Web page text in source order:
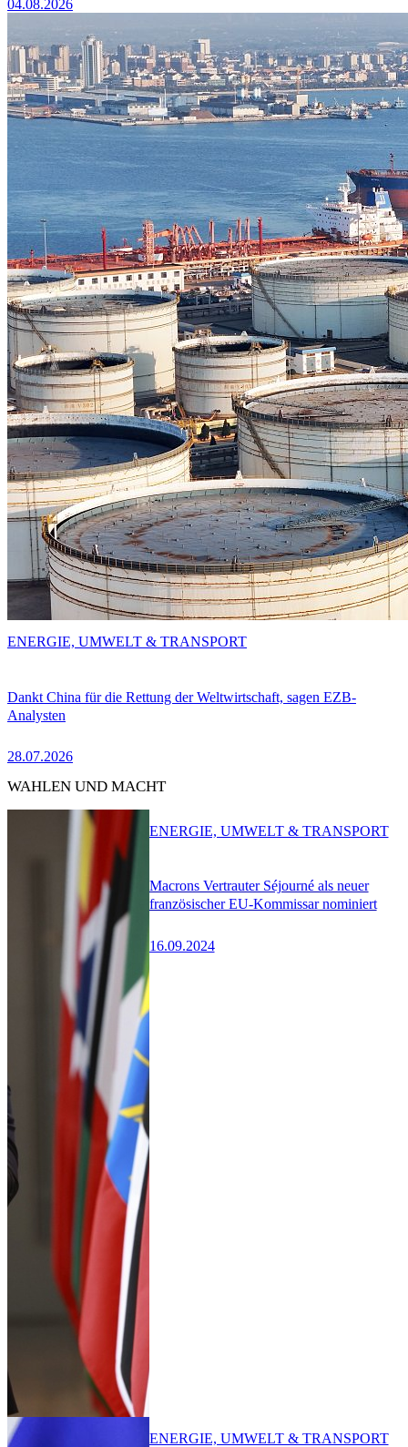
04.08.2026
Dankt China für die Rettung der Weltwirtschaft, sagen EZB-
Analysten
28.07.2026
ENERGIE, UMWELT & TRANSPORT
WAHLEN UND MACHT
Macrons Vertrauter Séjourné als neuer
französischer EU-Kommissar nominiert
16.09.2024
ENERGIE, UMWELT & TRANSPORT
ENERGIE, UMWELT & TRANSPORT